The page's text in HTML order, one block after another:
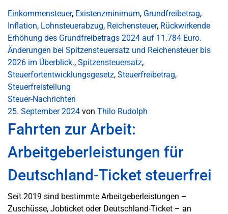
Einkommensteuer, Existenzminimum, Grundfreibetrag,
Inflation, Lohnsteuerabzug, Reichensteuer, Rückwirkende
Erhöhung des Grundfreibetrags 2024 auf 11.784 Euro.
Änderungen bei Spitzensteuersatz und Reichensteuer bis
2026 im Überblick., Spitzensteuersatz,
Steuerfortentwicklungsgesetz, Steuerfreibetrag,
Steuerfreistellung
Steuer-Nachrichten
25. September 2024 von Thilo Rudolph
Fahrten zur Arbeit:
Arbeitgeberleistungen für
Deutschland-Ticket steuerfrei
Seit 2019 sind bestimmte Arbeitgeberleistungen –
Zuschüsse, Jobticket oder Deutschland-Ticket – an